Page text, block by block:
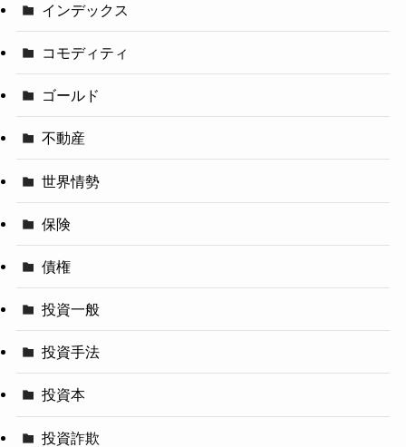
インデックス
コモディティ
ゴールド
不動産
世界情勢
保険
債権
投資一般
投資手法
投資本
投資詐欺